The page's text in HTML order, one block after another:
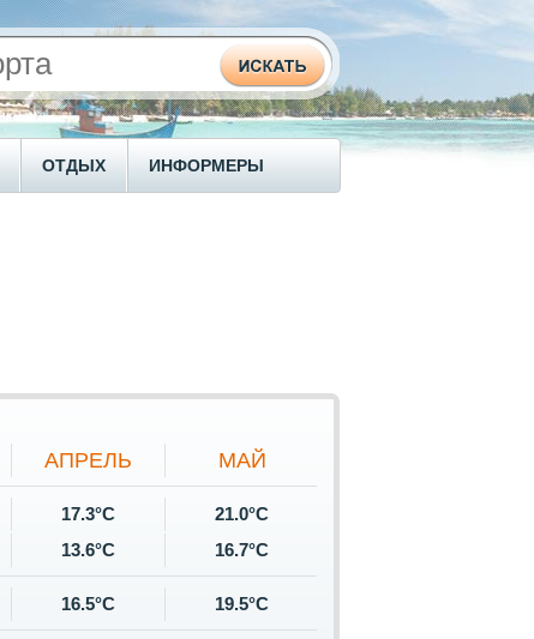
ОТДЫХ ИНФОРМЕРЫ
АПРЕЛЬ МАЙ
17.3°C
21.0°C
13.6°C 16.7°C
16.5°C 19.5°C